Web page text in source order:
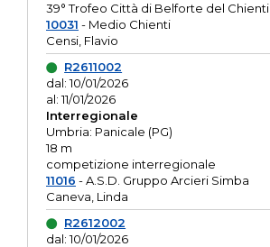
39° Trofeo Città di Belforte del Chienti.
10031 - Medio Chienti
Censi, Flavio
R2611002
dal: 10/01/2026
al: 11/01/2026
Interregionale
Umbria: Panicale (PG)
18 m
competizione interregionale
11016 - A.S.D. Gruppo Arcieri Simba
Caneva, Linda
R2612002
dal: 10/01/2026